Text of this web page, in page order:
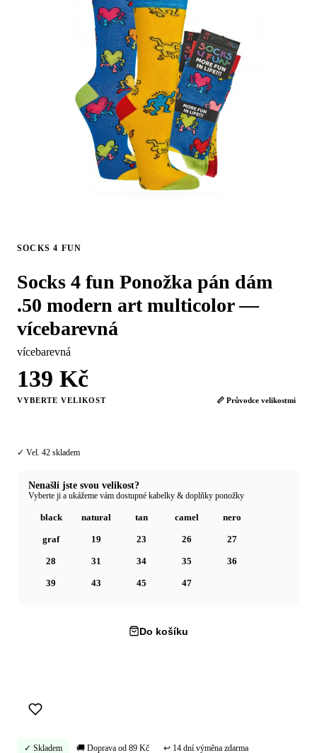
SOCKS 4 FUN
Socks 4 fun Ponožka pán dám
.50 modern art multicolor —
vícebarevná
vícebarevná
139 Kč
VYBERTE VELIKOST 📏 Průvodce velikostmi
✓ Vel. 42 skladem
Nenašli jste svou velikost?
Vyberte ji a ukážeme vám dostupné kabelky & doplňky ponožky
black natural tan camel nero
graf 19 23 26 27
28 31 34 35 36
39 43 45 47
Do košíku
✓ Skladem 🚚 Doprava od 89 Kč ↩ 14 dní výměna zdarma